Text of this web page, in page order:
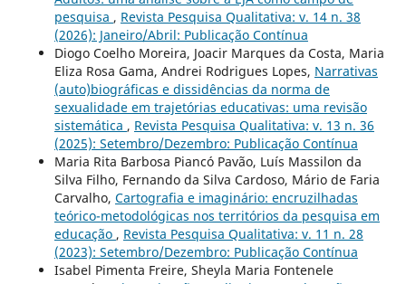
pesquisa , Revista Pesquisa Qualitativa: v. 14 n. 38
(2026): Janeiro/Abril: Publicação Contínua
Diogo Coelho Moreira, Joacir Marques da Costa, Maria
Eliza Rosa Gama, Andrei Rodrigues Lopes, Narrativas
(auto)biográficas e dissidências da norma de
sexualidade em trajetórias educativas: uma revisão
sistemática , Revista Pesquisa Qualitativa: v. 13 n. 36
(2025): Setembro/Dezembro: Publicação Contínua
Maria Rita Barbosa Piancó Pavão, Luís Massilon da
Silva Filho, Fernando da Silva Cardoso, Mário de Faria
Carvalho, Cartografia e imaginário: encruzilhadas
teórico-metodológicas nos territórios da pesquisa em
educação , Revista Pesquisa Qualitativa: v. 11 n. 28
(2023): Setembro/Dezembro: Publicação Contínua
Isabel Pimenta Freire, Sheyla Maria Fontenele